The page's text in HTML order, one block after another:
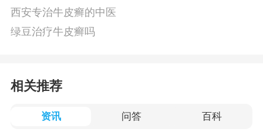
西安专治牛皮癣的中医
绿豆治疗牛皮癣吗
相关推荐
资讯 问答 百科